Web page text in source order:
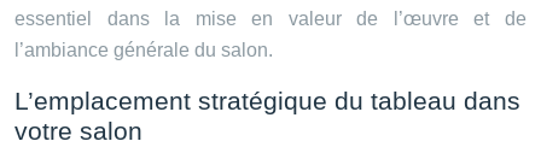
essentiel dans la mise en valeur de l’œuvre et de
l’ambiance générale du salon.
L’emplacement stratégique du tableau dans
votre salon